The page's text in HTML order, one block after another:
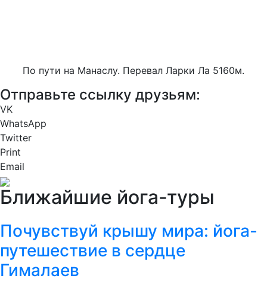
По пути на Манаслу. Перевал Ларки Ла 5160м.
Отправьте ссылку друзьям:
VK
WhatsApp
Twitter
Print
Email
Ближайшие йога-туры
Почувствуй крышу мира: йога-
путешествие в сердце
Гималаев